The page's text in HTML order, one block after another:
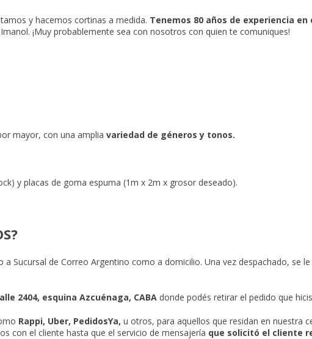
y hacemos cortinas a medida. Tenemos 80 años de experiencia en
¡Muy probablemente sea con nosotros con quien te comuniques!
mayor, con una amplia variedad de géneros y tonos.
y placas de goma espuma (1m x 2m x grosor deseado).
a Sucursal de Correo Argentino como a domicilio. Una vez despachado, se
2404, esquina Azcuénaga, CABA donde podés retirar el pedido que
Rappi, Uber, PedidosYa, u otros, para aquellos que residan en nuestra
con el cliente hasta que el servicio de mensajería que solicitó el cliente